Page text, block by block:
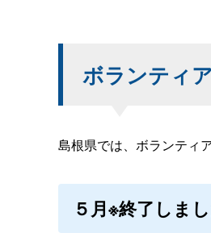
ボランティ
島根県では、ボランティ
５月※終了しま